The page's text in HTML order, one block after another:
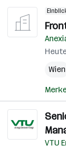
Wien
VTU